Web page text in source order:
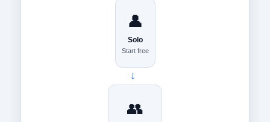
👤
Solo
Start free
→
👥